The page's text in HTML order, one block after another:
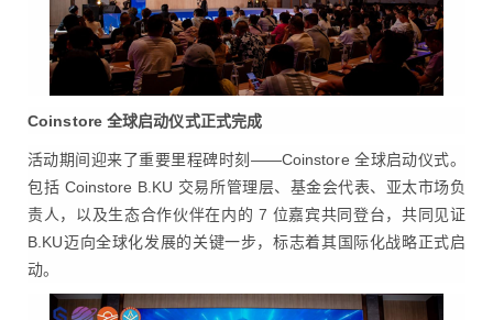
Coinstore 全球启动仪式正式完成
活动期间迎来了重要里程碑时刻——Coinstore 全球启动仪式。
包括 Coinstore B.KU 交易所管理层、基金会代表、亚太市场负
责人，以及生态合作伙伴在内的 7 位嘉宾共同登台，共同见证
B.KU迈向全球化发展的关键一步，标志着其国际化战略正式启
动。